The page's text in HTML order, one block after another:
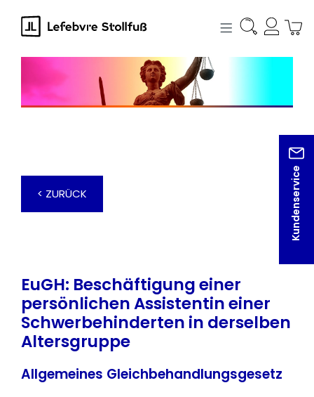
springen
Kundenservice
< ZURÜCK
EuGH: Beschäftigung einer
persönlichen Assistentin einer
Schwerbehinderten in derselben
Altersgruppe
Allgemeines Gleichbehandlungsgesetz